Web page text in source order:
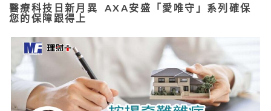
醫療科技日新月異 AXA安盛「愛唯守」系列確保
您的保障跟得上